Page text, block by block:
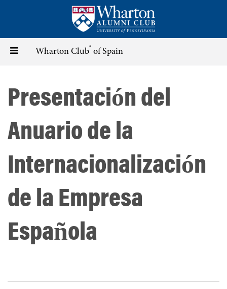
content
Toggle Wharton Club® of Spain
Presentación del
Anuario de la
Internacionalización
de la Empresa
Española